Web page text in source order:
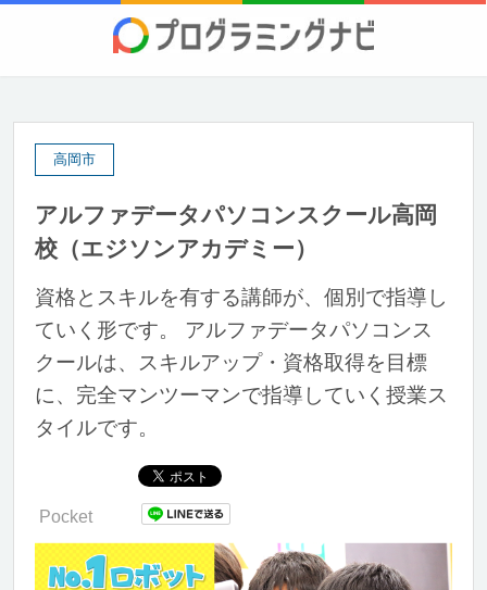
高岡市
アルファデータパソコンスクール高岡
校（エジソンアカデミー）
資格とスキルを有する講師が、個別で指導し
ていく形です。 アルファデータパソコンス
クールは、スキルアップ・資格取得を目標
に、完全マンツーマンで指導していく授業ス
タイルです。
Pocket